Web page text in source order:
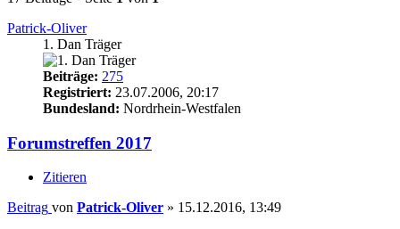
Patrick-Oliver
1. Dan Träger
Beiträge: 275
Registriert: 23.07.2006, 20:17
Bundesland: Nordrhein-Westfalen
Forumstreffen 2017
Zitieren
Beitrag von Patrick-Oliver » 15.12.2016, 13:49